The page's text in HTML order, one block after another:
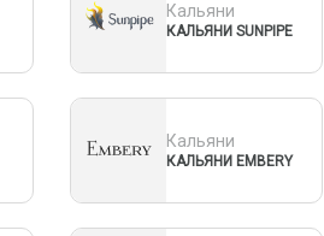
Кальяни
КАЛЬЯНИ SUNPIPE
Кальяни
КАЛЬЯНИ EMBERY